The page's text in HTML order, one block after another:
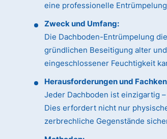
eine professionelle
Zweck und Umfang:
Die Dachboden-Entrümpelung
gründlichen Beseitigung alter
eingeschlossener Feuchtigkeit
Herausforderungen und
Jeder Dachboden ist einzigartig
Dies erfordert nicht nur
zerbrechliche Gegenstände